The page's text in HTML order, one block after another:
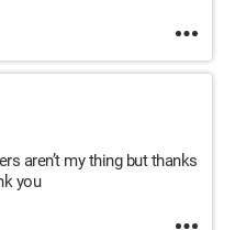
aren’t my thing but thanks
you